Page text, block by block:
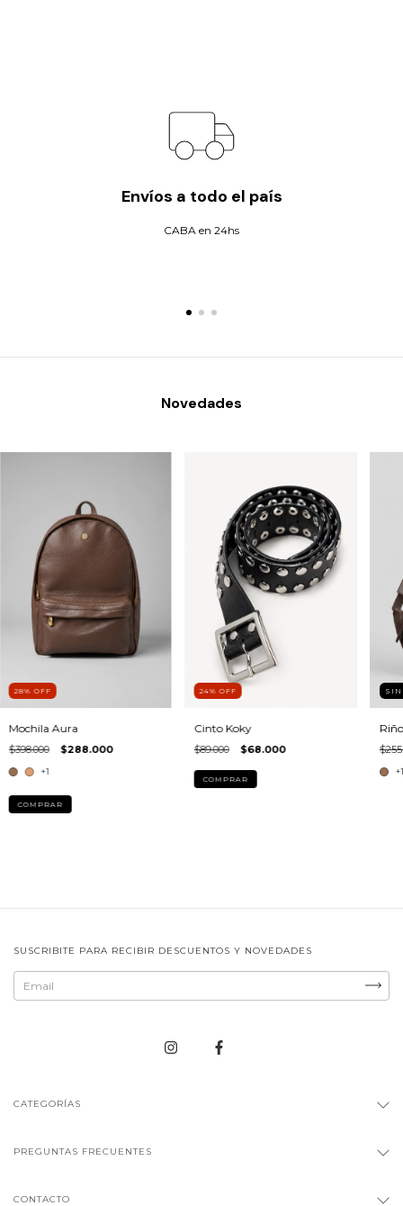
Envíos a todo el país
CABA en 24hs
Novedades
28%OFF
Mochila Aura
$398.000 $288.000
+1
COMPRAR
24%OFF
Cinto Koky
$89.000 $68.000
COMPRAR
SIN
+1
SUSCRIBITE PARA RECIBIR DESCUENTOS Y NOVEDADES
CATEGORÍAS
PREGUNTAS FRECUENTES
CONTACTO